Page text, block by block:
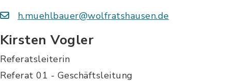
h.muehlbauer@wolfratshausen.de
Kirsten Vogler
Referatsleiterin
Referat 01 - Geschäftsleitung